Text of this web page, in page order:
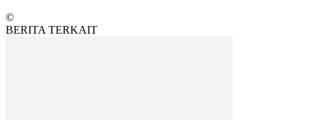
©
BERITA TERKAIT